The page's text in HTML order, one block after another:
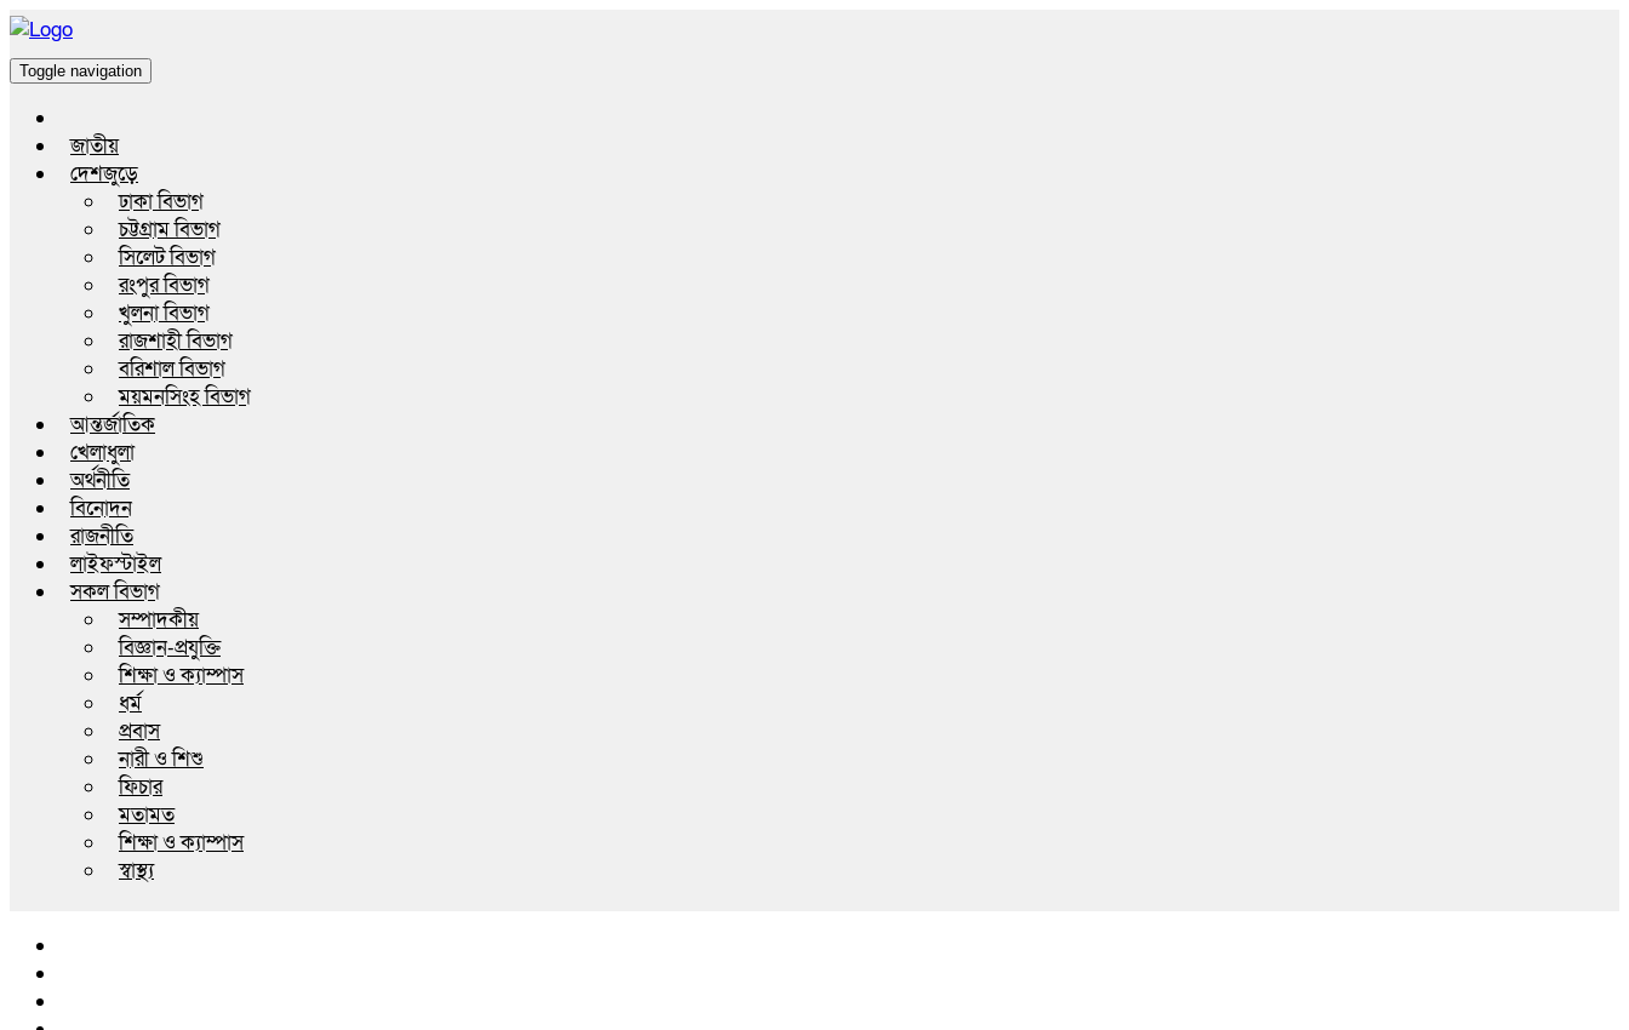
Toggle navigation
জাতীয়
দেশজুড়ে
ঢাকা বিভাগ
চট্টগ্রাম বিভাগ
সিলেট বিভাগ
রংপুর বিভাগ
খুলনা বিভাগ
রাজশাহী বিভাগ
বরিশাল বিভাগ
ময়মনসিংহ বিভাগ
আন্তর্জাতিক
খেলাধুলা
অর্থনীতি
বিনোদন
রাজনীতি
লাইফস্টাইল
সকল বিভাগ
সম্পাদকীয়
বিজ্ঞান-প্রযুক্তি
শিক্ষা ও ক্যাম্পাস
ধর্ম
প্রবাস
নারী ও শিশু
ফিচার
মতামত
শিক্ষা ও ক্যাম্পাস
স্বাস্থ্য